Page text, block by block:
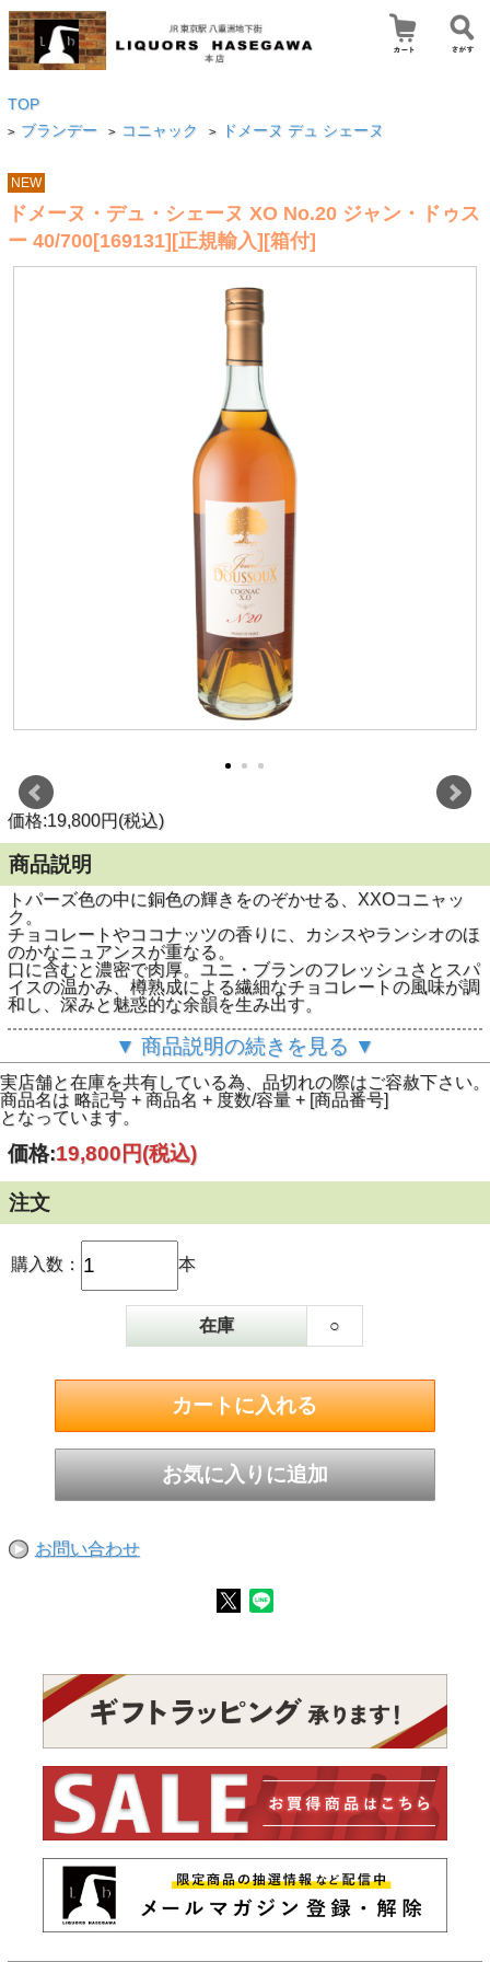
TOP
> ブランデー > コニャック > ドメーヌ デュ シェーヌ
NEW
ドメーヌ・デュ・シェーヌ XO No.20 ジャン・ドゥス
ー 40/700[169131][正規輸入][箱付]
価格:19,800円(税込)
商品説明
トパーズ色の中に銅色の輝きをのぞかせる、XXOコニャッ
ク。
チョコレートやココナッツの香りに、カシスやランシオのほ
のかなニュアンスが重なる。
口に含むと濃密で肉厚。ユニ・ブランのフレッシュさとスパ
イスの温かみ、樽熟成による繊細なチョコレートの風味が調
和し、深みと魅惑的な余韻を生み出す。
フードペアリング：白ぶどうを添えた鳩のロースト
ブドウ品種：ユニ・ブラン
熟成：オーク樽
熟成年数：30年
色調：明るい琥珀色
香り：ウッディ、チョコレートのニュアンス
味わい：砂糖漬けフルーツ、フルーティ
▼ 商品説明の続きを見る ▼
実店舗と在庫を共有している為、品切れの際はご容赦下さい。
商品名は 略記号 + 商品名 + 度数/容量 + [商品番号]
となっています。
価格:19,800円(税込)
注文
購入数： 本
在庫 ○
お問い合わせ